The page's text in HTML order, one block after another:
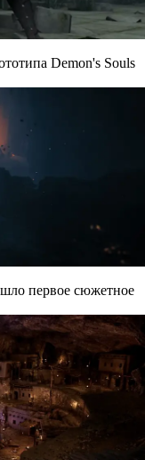
Demon's Souls
первое сюжетное